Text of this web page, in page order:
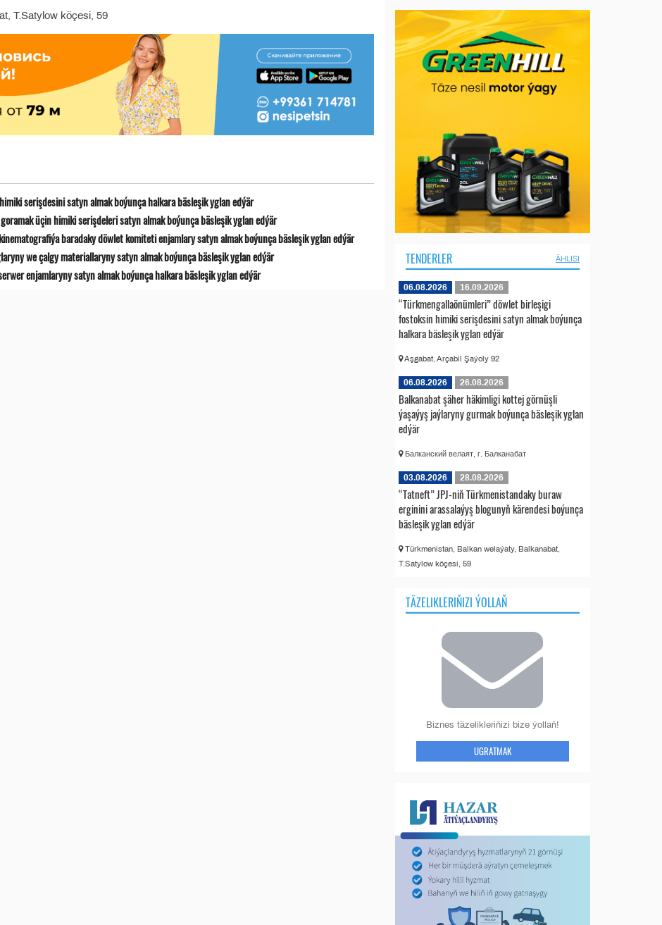
T.Satylow köçesi, 59
serişdesini satyn almak boýunça halkara bäsleşik yglan edýär
üçin himiki serişdeleri satyn almak boýunça bäsleşik yglan edýär
baradaky döwlet komiteti enjamlary satyn almak boýunça bäsleşik yglan edýär
we çalgy materiallaryny satyn almak boýunça bäsleşik yglan edýär
enjamlaryny satyn almak boýunça halkara bäsleşik yglan edýär
TENDERLER ÄHLISI
06.08.2026 16.09.2026
“Türkmengallaönümleri” döwlet birleşigi
fostoksin himiki serişdesini satyn almak boýunça
halkara bäsleşik yglan edýär
Aşgabat, Arçabil Şaýoly 92
06.08.2026 26.08.2026
Balkanabat şäher häkimligi kottej görnüşli
ýaşaýyş jaýlaryny gurmak boýunça bäsleşik yglan
edýär
Балканский велаят, г. Балканабат
03.08.2026 28.08.2026
“Tatneft” JPJ-niň Türkmenistandaky buraw
erginini arassalaýyş blogunyň kärendesi boýunça
bäsleşik yglan edýär
Türkmenistan, Balkan welaýaty, Balkanabat,
T.Satylow köçesi, 59
TÄZELIKLERIŇIZI ÝOLLAŇ
Biznes täzelikleriňizi bize ýollaň!
UGRATMAK